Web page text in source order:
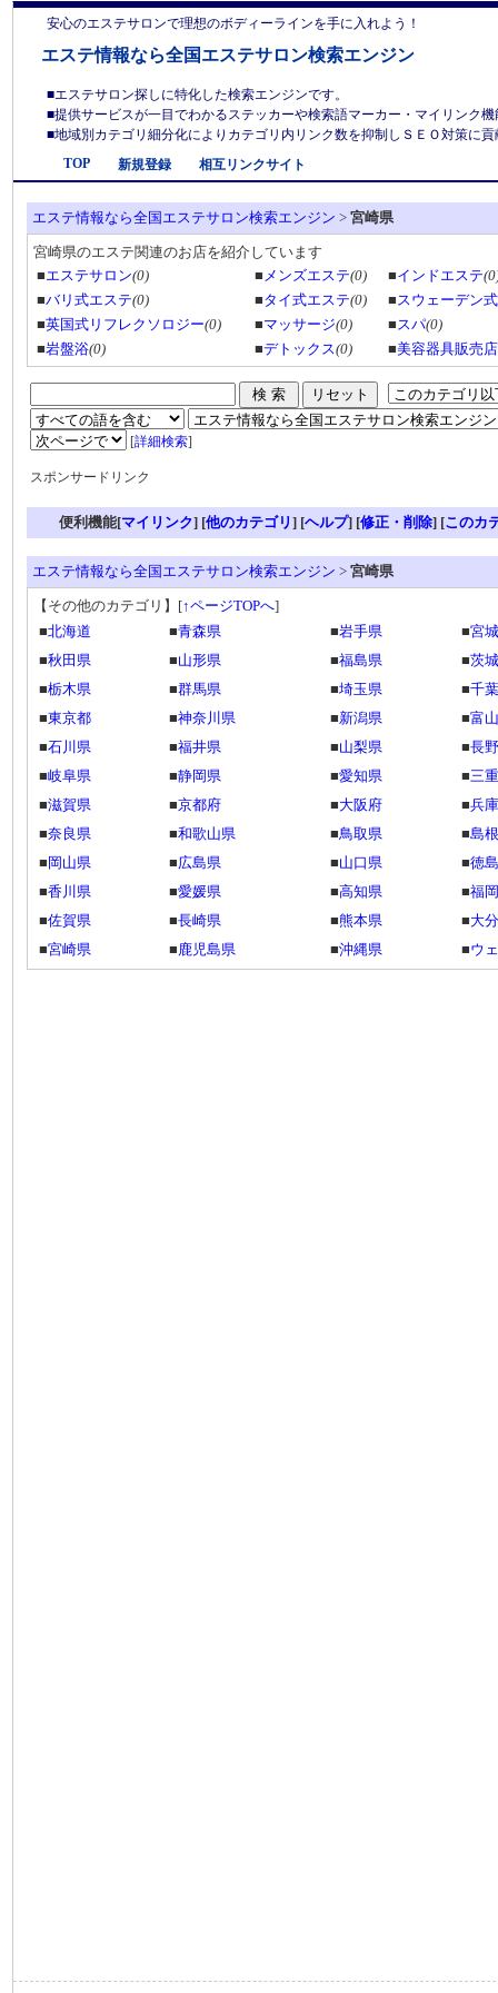
安心のエステサロンで理想のボディーラインを手に入れよう！
エステ情報なら全国エステサロン検索エンジン
■エステサロン探しに特化した検索エンジンです。
■提供サービスが一目でわかるステッカーや検索語マーカー・マイリンク
■地域別カテゴリ細分化によりカテゴリ内リンク数を抑制しＳＥＯ対策に
TOP
新規登録 相互リンクサイト
エステ情報なら全国エステサロン検索エンジン > 宮崎県
宮崎県のエステ関連のお店を紹介しています
■エステサロン(0) ■ メンズエステ(0) ■インドエステ
■バリ式エステ(0) ■タイ式エステ(0) ■スウェーデン
■英国式リフレクソロジー(0) ■マッサージ(0) ■スパ(0)
■岩盤浴(0) ■デトックス(0) ■美容器具販売店
[詳細検索]
スポンサードリンク
便利機能[マイリンク] [他のカテゴリ] [ヘルプ] [修正・削除] [このカ
エステ情報なら全国エステサロン検索エンジン > 宮崎県
【その他のカテゴリ】 [↑ページTOPへ]
■北海道 ■青森県 ■岩手県 ■宮
■秋田県 ■山形県 ■福島県 ■茨
■栃木県 ■群馬県 ■埼玉県 ■千
■東京都 ■神奈川県 ■新潟県 ■富
■石川県 ■福井県 ■山梨県 ■長
■岐阜県 ■静岡県 ■愛知県 ■三
■滋賀県 ■京都府 ■大阪府 ■兵
■奈良県 ■和歌山県 ■鳥取県 ■島
■ 岡山県 ■広島県 ■山口県 ■徳
■香川県 ■愛媛県 ■高知県 ■福
■佐賀県 ■長崎県 ■熊本県 ■大
■宮崎県 ■鹿児島県 ■沖縄県 ■ウ